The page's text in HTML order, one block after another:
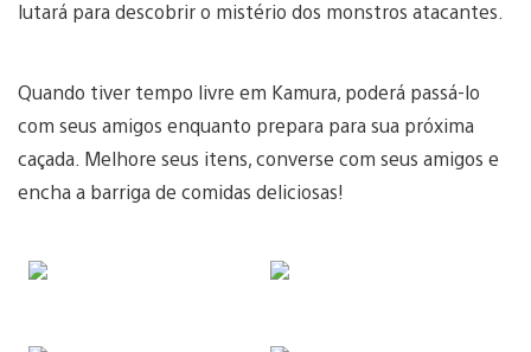
lutará para descobrir o mistério dos monstros atacantes.
Quando tiver tempo livre em Kamura, poderá passá-lo
com seus amigos enquanto prepara para sua próxima
caçada. Melhore seus itens, converse com seus amigos e
encha a barriga de comidas deliciosas!